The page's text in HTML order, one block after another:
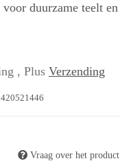
duurzame teelt en
, Plus Verzending
Vraag over het product